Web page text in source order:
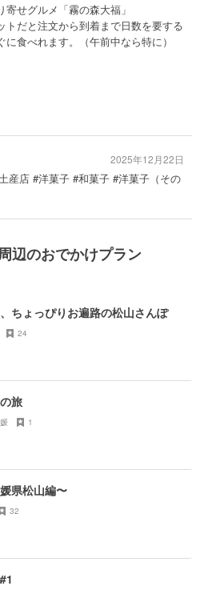
せグルメ「霧の森大福」
トだと注文から到着まで日数を要する
食べれます。（午前中なら特に）
産店 #洋菓子 #和菓子 #洋菓子（その
2025年12月22日
辺のおでかけプラン
ちょっぴりお遍路の松山さんぽ
24
旅
1
県松山編〜
32